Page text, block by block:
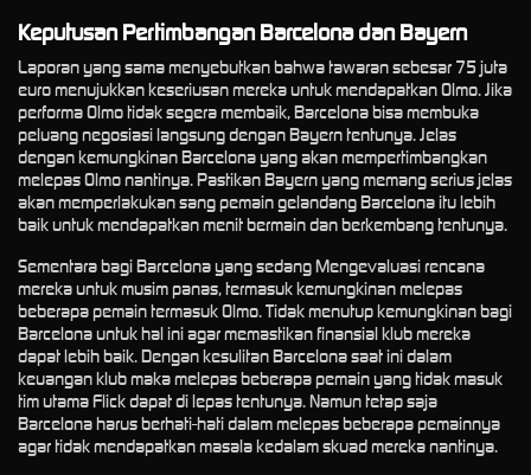
Keputusan Pertimbangan Barcelona dan Bayern
Laporan yang sama menyebutkan bahwa tawaran sebesar 75 juta
euro menujukkan keseriusan mereka untuk mendapatkan Olmo. Jika
performa Olmo tidak segera membaik, Barcelona bisa membuka
peluang negosiasi langsung dengan Bayern tentunya. Jelas
dengan kemungkinan Barcelona yang akan mempertimbangkan
melepas Olmo nantinya. Pastikan Bayern yang memang serius jelas
akan memperlakukan sang pemain gelandang Barcelona itu lebih
baik untuk mendapatkan menit bermain dan berkembang tentunya.
Sementara bagi Barcelona yang sedang Mengevaluasi rencana
mereka untuk musim panas, termasuk kemungkinan melepas
beberapa pemain termasuk Olmo. Tidak menutup kemungkinan bagi
Barcelona untuk hal ini agar memastikan finansial klub mereka
dapat lebih baik. Dengan kesulitan Barcelona saat ini dalam
keuangan klub maka melepas beberapa pemain yang tidak masuk
tim utama Flick dapat di lepas tentunya. Namun tetap saja
Barcelona harus berhati-hati dalam melepas beberapa pemainnya
agar tidak mendapatkan masala kedalam skuad mereka nantinya.